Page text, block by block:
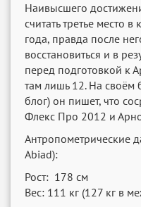
Наивысшего
считать третье место
года, правда после
восстановиться и в
перед подготовкой к
там лишь 12. На своём
блог) он пишет, что
Флекс Про 2012 и
Антропометрические
Abiad):
Рост: 178 см
Вес: 111 кг (127 кг в